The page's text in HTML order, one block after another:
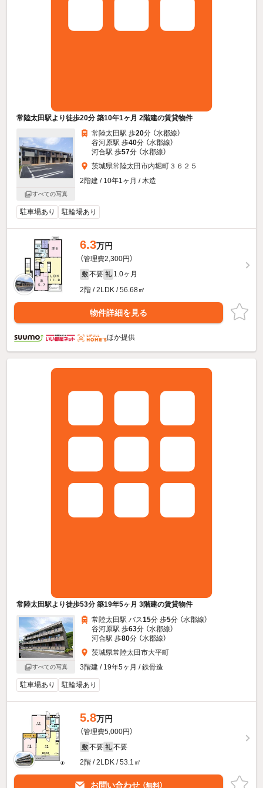
常陸太田駅より徒歩20分 築10年1ヶ月 2階建の賃貸物件
すべての写真
常陸太田駅 歩20分 （水郡線）
谷河原駅 歩40分 （水郡線）
河合駅 歩57分 （水郡線）
茨城県常陸太田市内堀町３６２５
2階建 / 10年1ヶ月 / 木造
駐車場あり 駐輪場あり
6.3万円
（管理費2,300円）
敷 不要 礼 1.0ヶ月
2階 / 2LDK / 56.68㎡
物件詳細を見る
ほか提供
常陸太田駅より徒歩53分 築19年5ヶ月 3階建の賃貸物件
すべての写真
常陸太田駅 バス15分 歩5分 （水郡線）
谷河原駅 歩63分 （水郡線）
河合駅 歩80分 （水郡線）
茨城県常陸太田市大平町
3階建 / 19年5ヶ月 / 鉄骨造
駐車場あり 駐輪場あり
5.8万円
（管理費5,000円）
敷 不要 礼 不要
2階 / 2LDK / 53.1㎡
お問い合わせ （無料）